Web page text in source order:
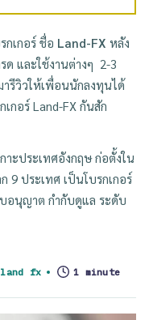
กเกอร์ ชื่อ Land-FX หลัง
และใช้งานต่างๆ 2-3
ารีวิวให้เพื่อนนักลงทุนได้
กอร์ Land-FX กันสัก
าะประเทศอังกฤษ ก่อตั้งใน
9 ประเทศ เป็นโบรกเกอร์
อนุญาต กำกับดูแล ระดับ
land fx 1 minute